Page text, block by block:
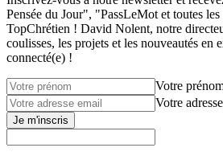
Pensée du Jour", "PassLeMot et toutes les
TopChrétien ! David Nolent, notre
coulisses, les projets et les nouveautés en
connecté(e) !
Votre
Votre
Je m'inscris